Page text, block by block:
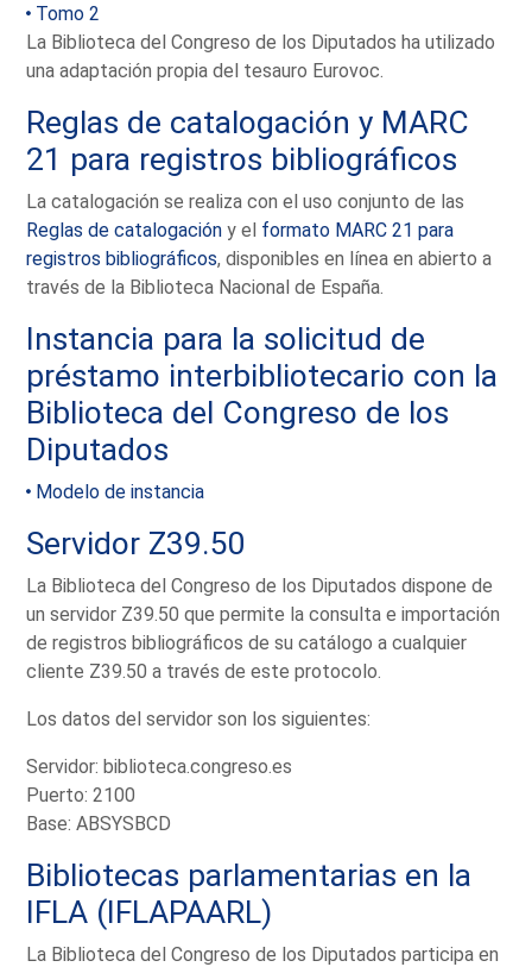
Tomo 2
La Biblioteca del Congreso de los Diputados ha utilizado
una adaptación propia del tesauro Eurovoc.
Reglas de catalogación y MARC
21 para registros bibliográficos
La catalogación se realiza con el uso conjunto de las
Reglas de catalogación y el formato MARC 21 para
registros bibliográficos, disponibles en línea en abierto a
través de la Biblioteca Nacional de España.
Instancia para la solicitud de
préstamo interbibliotecario con la
Biblioteca del Congreso de los
Diputados
Modelo de instancia
Servidor Z39.50
La Biblioteca del Congreso de los Diputados dispone de
un servidor Z39.50 que permite la consulta e importación
de registros bibliográficos de su catálogo a cualquier
cliente Z39.50 a través de este protocolo.
Los datos del servidor son los siguientes:
Servidor: biblioteca.congreso.es
Puerto: 2100
Base: ABSYSBCD
Bibliotecas parlamentarias en la
IFLA (IFLAPAARL)
La Biblioteca del Congreso de los Diputados participa en